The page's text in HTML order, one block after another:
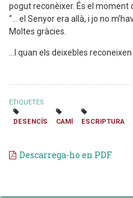
pogut reconèixer. És el moment
“... el Senyor era allà, i jo no
Moltes gràcies.
...I quan els deixebles
ETIQUETES
DESENCÍS CAMÍ ESCRIPTURA
Descarrega-ho en PDF